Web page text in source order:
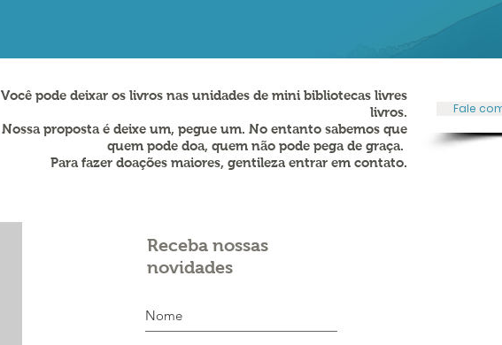
Você pode deixar os livros nas unidades de mini bibliotecas livres
livros.
Nossa proposta é deixe um, pegue um. No entanto sabemos que
quem pode doa, quem não pode pega de graça.
Para fazer doações maiores, gentileza entrar em contato.
Fale
Receba nossas
novidades